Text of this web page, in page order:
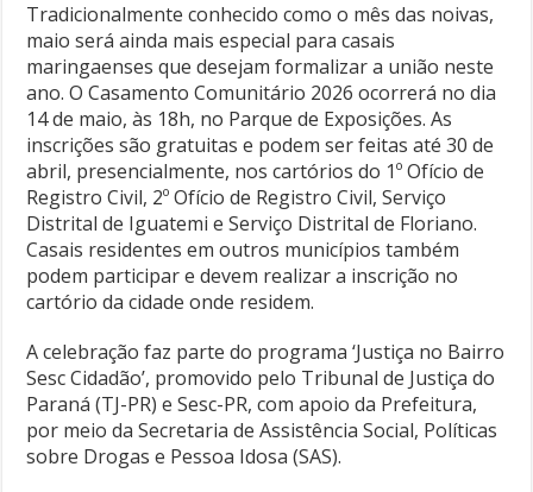
Tradicionalmente conhecido como o mês das noivas,
maio será ainda mais especial para casais
maringaenses que desejam formalizar a união neste
ano. O Casamento Comunitário 2026 ocorrerá no dia
14 de maio, às 18h, no Parque de Exposições. As
inscrições são gratuitas e podem ser feitas até 30 de
abril, presencialmente, nos cartórios do 1º Ofício de
Registro Civil, 2º Ofício de Registro Civil, Serviço
Distrital de Iguatemi e Serviço Distrital de Floriano.
Casais residentes em outros municípios também
podem participar e devem realizar a inscrição no
cartório da cidade onde residem.
A celebração faz parte do programa ‘Justiça no Bairro
Sesc Cidadão’, promovido pelo Tribunal de Justiça do
Paraná (TJ-PR) e Sesc-PR, com apoio da Prefeitura,
por meio da Secretaria de Assistência Social, Políticas
sobre Drogas e Pessoa Idosa (SAS).